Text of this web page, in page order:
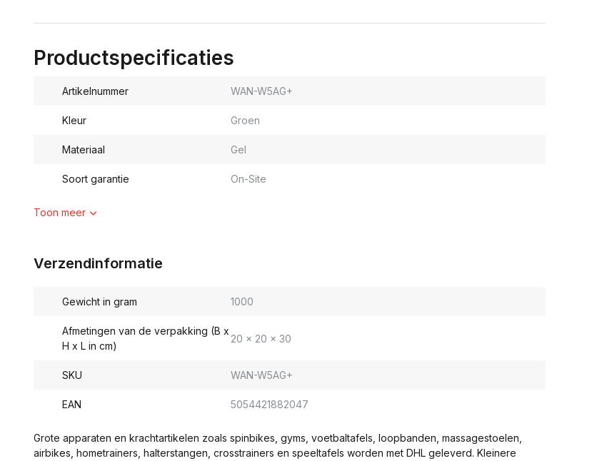
Productspecificaties
Artikelnummer WAN-W5AG+
Kleur Groen
Materiaal Gel
Soort garantie On-Site
Toon meer
Verzendinformatie
Gewicht in gram 1000
Afmetingen van de verpakking (B x
H x L in cm)
20 x 20 x 30
SKU WAN-W5AG+
EAN 5054421882047
Grote apparaten en krachtartikelen zoals spinbikes, gyms, voetbaltafels, loopbanden, massagestoelen,
airbikes, hometrainers, halterstangen, crosstrainers en speeltafels worden met DHL geleverd. Kleinere